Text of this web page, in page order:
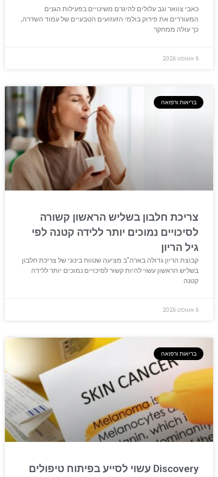
כאבי צוואר וגב עלולים להיגרם משינויים בפעילות הגנים
המעוררים את פירוק בולמי הזעזועים הטבעיים של עמוד השדרה,
כך עולה ממחקר
6 אוגוסט 2026
בריאות ורפואה
צריכת חלבון בשליש הראשון קשורה
לסיכויים נמוכים יותר ללידה קטנה לפי
גיל הריון
קבוצת הריון גדולה בארה"ב מציעה שטווח בינוני של צריכת חלבון
בשליש הראשון עשוי להיות קשור לסיכויים נמוכים יותר ללידה
קטנה
6 אוגוסט 2026
בריאות ורפואה
Discovery עשוי לסייע בפיתוח טיפולים